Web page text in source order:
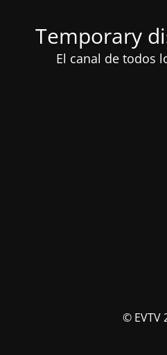
Temporary
El canal de todos
© EVTV